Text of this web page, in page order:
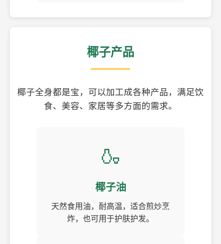
椰子产品
椰子全身都是宝，可以加工成各种产品，满足饮
食、美容、家居等多方面的需求。
🍶
椰子油
天然食用油，耐高温，适合煎炒烹
炸，也可用于护肤护发。